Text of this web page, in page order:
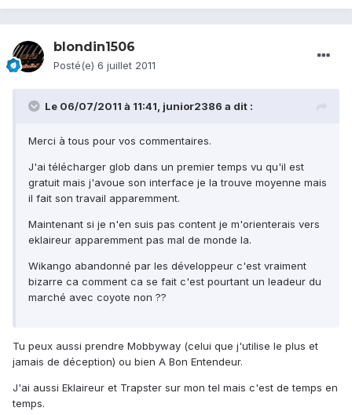
blondin1506
Posté(e) 6 juillet 2011
Le 06/07/2011 à 11:41, junior2386 a dit :
Merci à tous pour vos commentaires.
J'ai télécharger glob dans un premier temps vu qu'il est
gratuit mais j'avoue son interface je la trouve moyenne mais
il fait son travail apparemment.
Maintenant si je n'en suis pas content je m'orienterais vers
eklaireur apparemment pas mal de monde la.
Wikango abandonné par les développeur c'est vraiment
bizarre ca comment ca se fait c'est pourtant un leadeur du
marché avec coyote non ??
Tu peux aussi prendre Mobbyway (celui que j'utilise le plus et
jamais de déception) ou bien A Bon Entendeur.
J'ai aussi Eklaireur et Trapster sur mon tel mais c'est de temps en
temps.